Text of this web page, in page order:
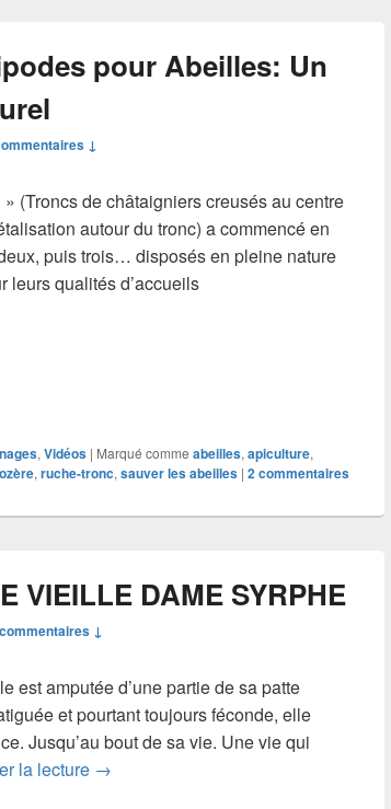
pour Abeilles: Un
↓
(Troncs de châtaigniers creusés au centre
autour du tronc) a commencé en
puis trois… disposés en pleine nature
leurs qualités d’accueils
de Tripodes pour Abeilles: Un Observatoire
, Vidéos | Marqué comme abeilles, apiculture,
, ruche-tronc, sauver les abeilles | 2commentaires
VIEILLE DAME SYRPHE
↓
est amputée d’une partie de sa patte
et pourtant toujours féconde, elle
Jusqu’au bout de sa vie. Une vie qui
la lecture HOMMAGE A UNE VIEILLE DAME
→